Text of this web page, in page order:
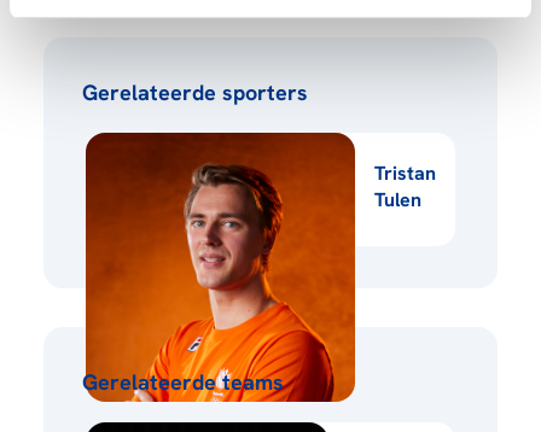
Gerelateerde sporters
Tristan
Tulen
Gerelateerde teams